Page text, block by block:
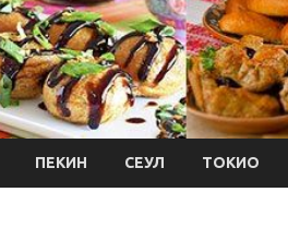
ПЕКИН СЕУЛ ТОКИО